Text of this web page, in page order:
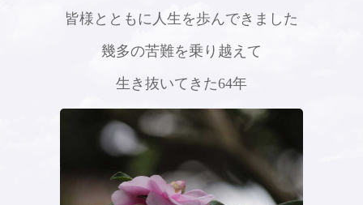
皆様とともに人生を歩んできました
幾多の苦難を乗り越えて
生き抜いてきた64年